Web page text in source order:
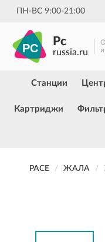
ПН-ВС 9:00-21:00
Pc
russia.ru
Станции
Картриджи
PACE ЖАЛА